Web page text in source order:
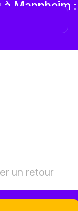
Mannheim :
un retour